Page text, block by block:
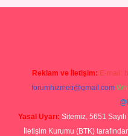
Reklam ve İletişim: E-mail:
forumhizmeti@gmail.com
Yasal Uyarı: Sitemiz, 5651
İletişim Kurumu (BTK)